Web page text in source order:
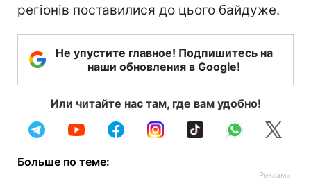
регіонів поставилися до цього байдуже.
Не упустите главное! Подпишитесь на
наши обновления в Google!
Или читайте нас там, где вам удобно!
Больше по теме: